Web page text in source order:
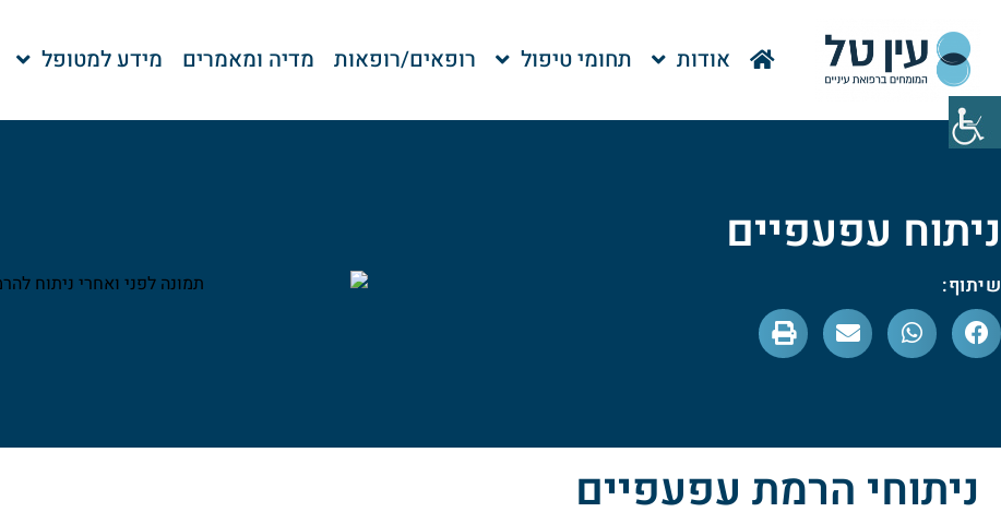
אודות תחומי טיפול רופאים/רופאות מדיה ומאמרים מידע למטופל
ניתוח עפעפיים
שיתוף:
ניתוחי הרמת עפעפיים